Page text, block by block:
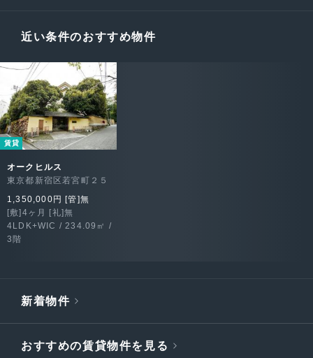
近い条件のおすすめ物件
賃貸
オークヒルス
東京都新宿区若宮町２５
1,350,000円 [管]無
[敷]4ヶ月 [礼]無
4LDK+WIC / 234.09㎡ /
3階
新着物件
おすすめの賃貸物件を見る